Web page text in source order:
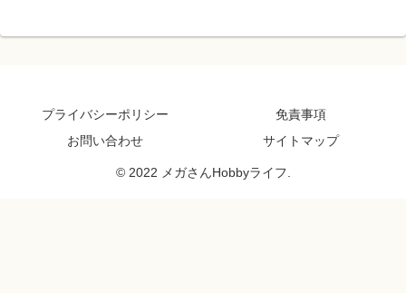
プライバシーポリシー
免責事項
お問い合わせ
サイトマップ
© 2022 メガさんHobbyライフ.